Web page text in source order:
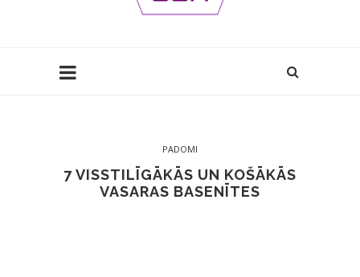
PADOMI
7 VISSTILĪGĀKĀS UN KOŠĀKĀS
VASARAS BASENĪTES